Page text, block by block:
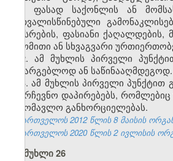
მეტ ფასად საქონლის ან
გათვალისწინებული
სახსრების, ფასიანი
შრომითი ან სხვაგვარი
2. ამ მუხლის პირველი
სასარგებლოდ ან საწინააღმდეგოდ.
3. ამ მუხლის პირველი
საარჩევნო დაპირებებს,
სამომავლო განხორციელებას.
საქართველოს 2012 წლის 8 მაისის
საქართველოს 2020 წლის 2 ივლისის
მუხლი 26